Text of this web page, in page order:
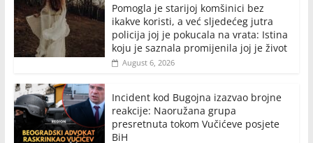
Pomogla je starijoj komšinici bez
ikakve koristi, a već sljedećeg jutra
policija joj je pokucala na vrata: Istina
koju je saznala promijenila joj je život
August 6, 2026
Incident kod Bugojna izazvao brojne
reakcije: Naoružana grupa
presretnuta tokom Vučićeve posjete
BiH